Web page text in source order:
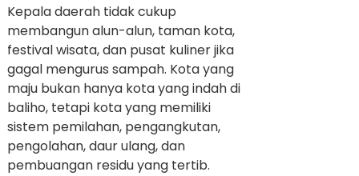
Kepala daerah tidak cukup
membangun alun-alun, taman kota,
festival wisata, dan pusat kuliner jika
gagal mengurus sampah. Kota yang
maju bukan hanya kota yang indah di
baliho, tetapi kota yang memiliki
sistem pemilahan, pengangkutan,
pengolahan, daur ulang, dan
pembuangan residu yang tertib.